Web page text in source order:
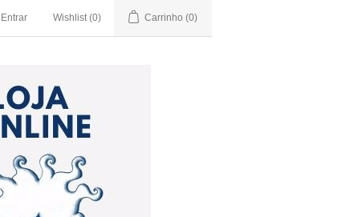
Entrar Wishlist (0) Carrinho (0)